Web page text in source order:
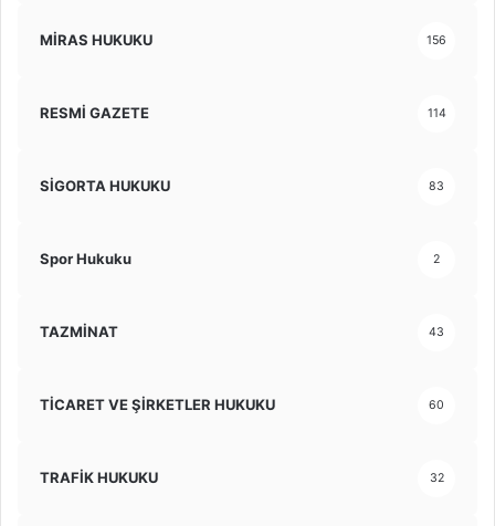
MİRAS HUKUKU 156
RESMİ GAZETE 114
SİGORTA HUKUKU 83
Spor Hukuku 2
TAZMİNAT 43
TİCARET VE ŞİRKETLER HUKUKU 60
TRAFİK HUKUKU 32